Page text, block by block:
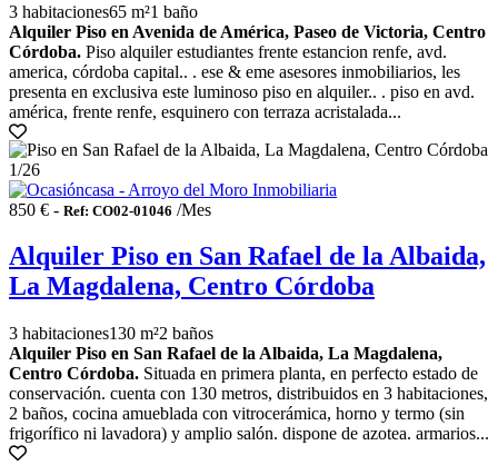
3 habitaciones65 m²1 baño
Alquiler Piso en Avenida de América, Paseo de Victoria, Centro
Córdoba. Piso alquiler estudiantes frente estancion renfe, avd.
america, córdoba capital.. . ese & eme asesores inmobiliarios, les
presenta en exclusiva este luminoso piso en alquiler.. . piso en avd.
américa, frente renfe, esquinero con terraza acristalada...
1/26
850 € - Ref: CO02-01046 /Mes
Alquiler Piso en San Rafael de la Albaida,
La Magdalena, Centro Córdoba
3 habitaciones130 m²2 baños
Alquiler Piso en San Rafael de la Albaida, La Magdalena,
Centro Córdoba. Situada en primera planta, en perfecto estado de
conservación. cuenta con 130 metros, distribuidos en 3 habitaciones,
2 baños, cocina amueblada con vitrocerámica, horno y termo (sin
frigorífico ni lavadora) y amplio salón. dispone de azotea. armarios...